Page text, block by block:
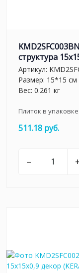
структура
Артикул:
Размер: 15*15 см
Вес: 0.261 кг
Плиток в упаковке:
511.18 руб.
– +